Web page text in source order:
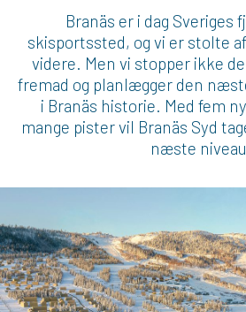
Branäs er i dag Sveriges
skisportssted, og vi er stolte
videre. Men vi stopper ikke
fremad og planlægger den
i Branäs historie. Med fem
mange pister vil Branäs Syd
næste niveau